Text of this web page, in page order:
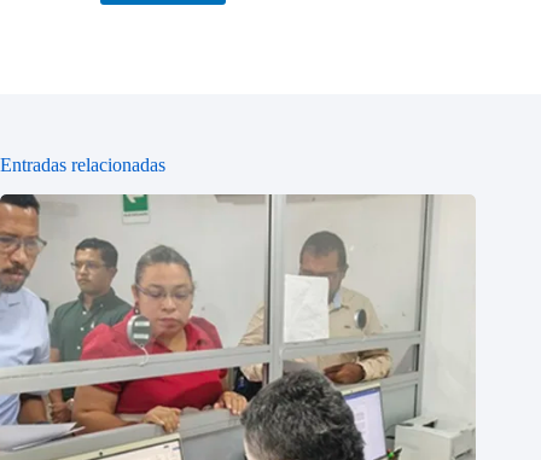
Entradas relacionadas